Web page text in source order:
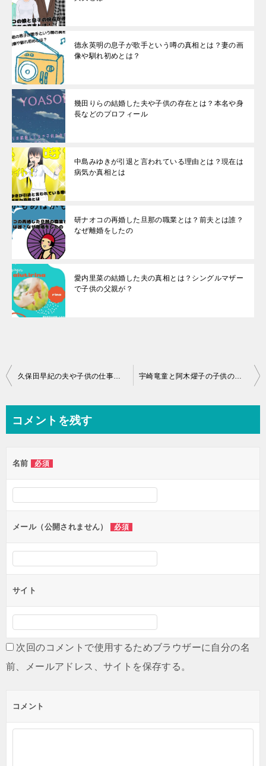
德永英明の息子が歌手という噂の真相とは？妻の画
像や馴れ初めとは？
幾田りらの結婚した夫や子供の存在とは？本名や身
長などのプロフィール
中島みゆきが引退と言われている理由とは？現在は
病気か真相とは
研ナオコの再婚した旦那の職業とは？前夫とは誰？
なぜ離婚をしたの
愛内里菜の結婚した夫の真相とは？シングルマザー
で子供の父親が？
投
ビ
ー
シ
ン
久保田早紀の夫や子供の仕事や画像って？今現在は何をしているのか？ 宇崎竜童と阿木燿子の子供の存在とは？病気で手術の病名とは一体？
コメントを残す
名前 必須
メール（公開されません） 必須
サイト
次回のコメントで使用するためブラウザーに自分の名
前、メールアドレス、サイトを保存する。
コメント